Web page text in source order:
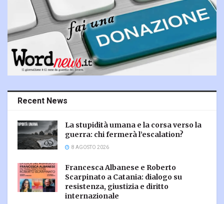
Recent News
La stupidità umana e la corsa verso la
guerra: chi fermerà l’escalation?
8 AGOSTO 2026
Francesca Albanese e Roberto
Scarpinato a Catania: dialogo su
resistenza, giustizia e diritto
internazionale